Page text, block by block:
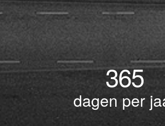
365
dagen per